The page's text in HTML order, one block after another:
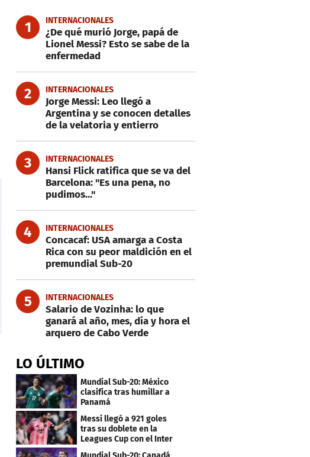
1 INTERNACIONALES
¿De qué murió Jorge, papá de
Lionel Messi? Esto se sabe de la
enfermedad
2 INTERNACIONALES
Jorge Messi: Leo llegó a
Argentina y se conocen detalles
de la velatoria y entierro
3 INTERNACIONALES
Hansi Flick ratifica que se va del
Barcelona: "Es una pena, no
pudimos..."
4 INTERNACIONALES
Concacaf: USA amarga a Costa
Rica con su peor maldición en el
premundial Sub-20
5 INTERNACIONALES
Salario de Vozinha: lo que
ganará al año, mes, día y hora el
arquero de Cabo Verde
LO ÚLTIMO
Mundial Sub-20: México
clasifica tras humillar a
Panamá
Messi llegó a 921 goles
tras su doblete en la
Leagues Cup con el Inter
Miami